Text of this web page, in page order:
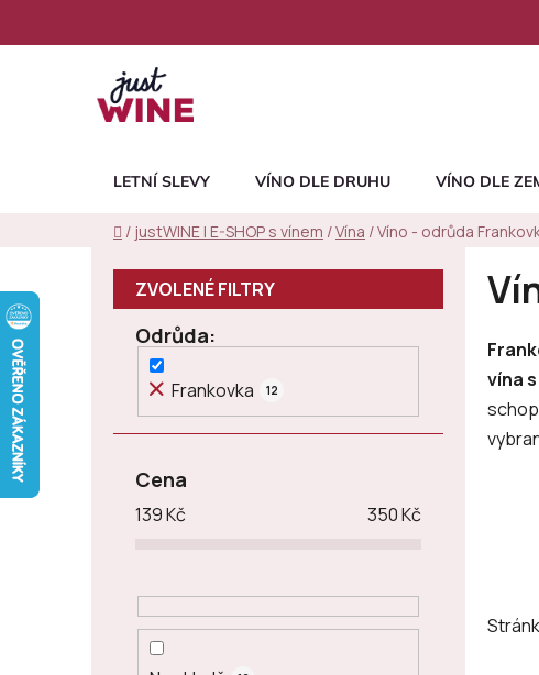
LETNÍ SLEVY VÍNO DLE DRUHU VÍNO DLE
Domů
/ justWINE | E-SHOP s vínem /Vína /Víno - odrůda
Odrůda
Frankovka 12
Cena
139Kč 350Kč
vína